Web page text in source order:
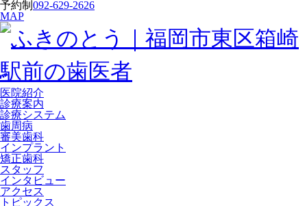
予約制 092-629-2626
MAP
医院紹介
診療案内
診療システム
歯周病
審美歯科
インプラント
矯正歯科
スタッフ
インタビュー
アクセス
トピックス